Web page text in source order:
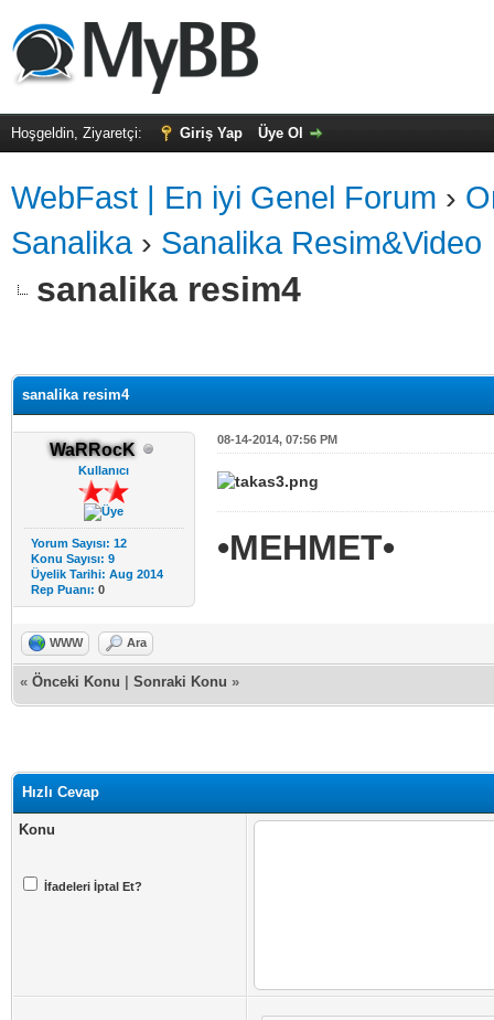
Hoşgeldin, Ziyaretçi: Giriş Yap Üye Ol
WebFast | En iyi Genel Forum ›
Sanalika› Sanalika Resim&Video
sanalika resim4
sanalika resim4
WaRRocK
Kullanıcı
Yorum Sayısı: 12
Konu Sayısı: 9
Üyelik Tarihi: Aug 2014
Rep Puanı: 0
08-14-2014, 07:56 PM
•MEHMET•
WWW Ara
« Önceki Konu Sonraki Konu »
Hızlı Cevap
Konu
İfadeleri İptal Et?